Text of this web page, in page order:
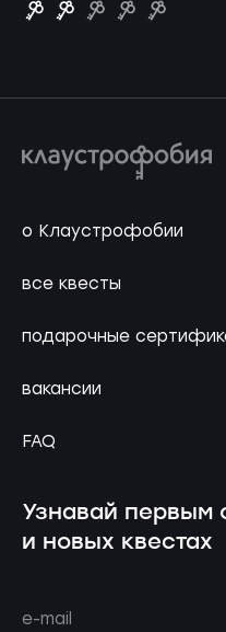
о Клаустрофобии
все квесты
подарочные
вакансии
FAQ
Узнавай первым
и новых квестах